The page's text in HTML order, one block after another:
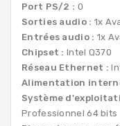
Port PS/2 : 0
Sorties audio : 1x
Entrées audio : 1x
Chipset : Intel Q370
Réseau Ethernet :
Alimentation
Système
Professionnel 64 bits